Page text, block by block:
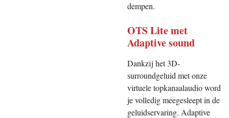
dempen.
OTS Lite met
Adaptive sound
Dankzij het 3D-
surroundgeluid met onze
virtuele topkanaalaudio word
je volledig meegesleept in de
geluidservaring. Adaptive